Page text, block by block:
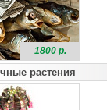
1800 р.
растения